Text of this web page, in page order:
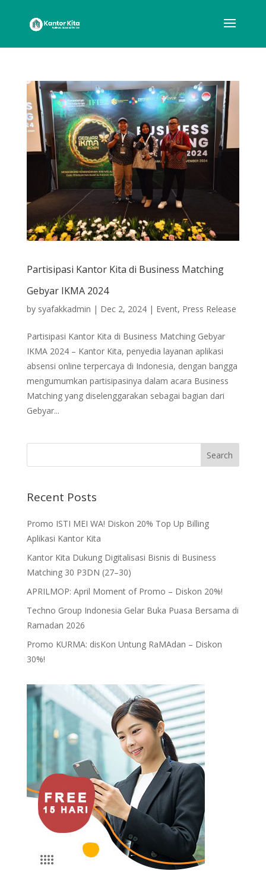
Partisipasi Kantor Kita di Business Matching
Gebyar IKMA 2024
by syafakkadmin | Dec 2, 2024| Event, Press Release
Partisipasi Kantor Kita di Business Matching Gebyar
IKMA 2024 – Kantor Kita, penyedia layanan aplikasi
absensi online terpercaya di Indonesia, dengan bangga
mengumumkan partisipasinya dalam acara Business
Matching yang diselenggarakan sebagai bagian dari
Gebyar...
Recent Posts
Promo ISTI MEI WA! Diskon 20% Top Up Billing
Aplikasi Kantor Kita
Kantor Kita Dukung Digitalisasi Bisnis di Business
Matching 30 P3DN (27–30)
APRILMOP: April Moment of Promo – Diskon 20%!
Techno Group Indonesia Gelar Buka Puasa Bersama di
Ramadan 2026
Promo KURMA: disKon Untung RaMAdan – Diskon
30%!